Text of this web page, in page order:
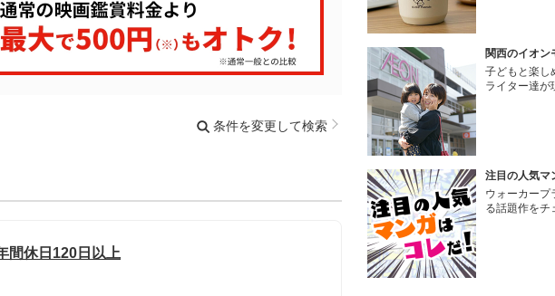
条件を変更して検索
間休日120日以上
関西のイオン
子どもと楽し
ライター達が
注目の人気マ
ウォーカープ
る話題作をチ